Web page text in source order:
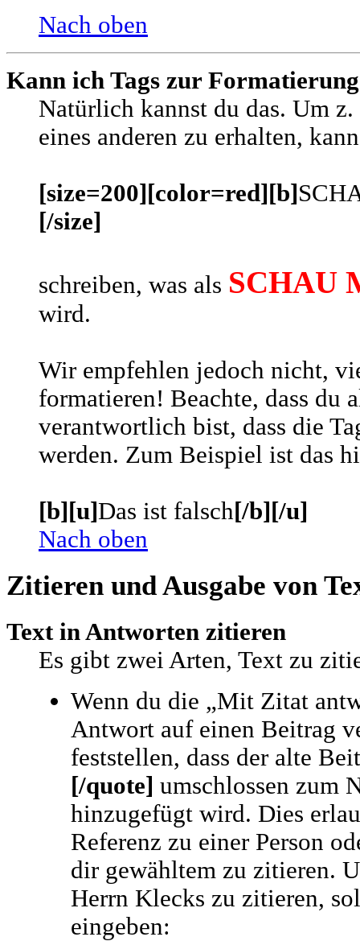
Nach oben
Kann ich Tags zur
Natürlich kannst du das. Um
eines anderen zu erhalten,
[size=200][color=red][b]
[/size]
schreiben, was als SCHAU
wird.
Wir empfehlen jedoch nicht,
formatieren! Beachte, dass du
verantwortlich bist, dass die
werden. Zum Beispiel ist das
[b][u]Das ist falsch [/b][/u]
Nach oben
Zitieren und Ausgabe von
Text in Antworten zitieren
Es gibt zwei Arten, Text zu
Wenn du die „Mit Zitat
Antwort auf einen Beitrag
feststellen, dass der alte
[/quote] umschlossen zum
hinzugefügt wird. Dies
Referenz zu einer Person
dir gewähltem zu zitieren.
Herrn Klecks zu zitieren,
eingeben: